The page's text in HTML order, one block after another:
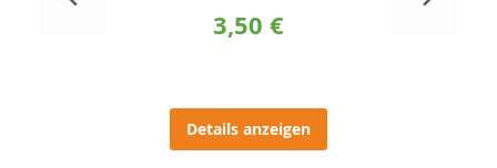
3,50 €
Details anzeigen